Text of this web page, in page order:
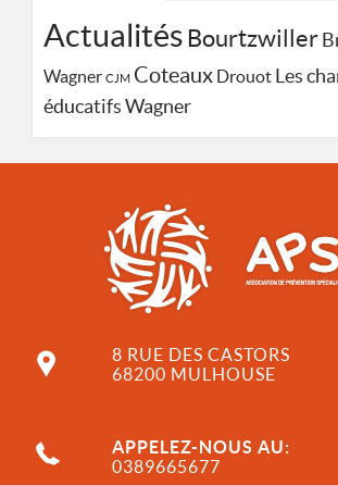
Actualités Bourtzwiller
Wagner CJM Coteaux Drouot Les
éducatifs Wagner
8 RUE DES CASTORS
68200 MULHOUSE
APPELEZ-NOUS AU:
0389665677